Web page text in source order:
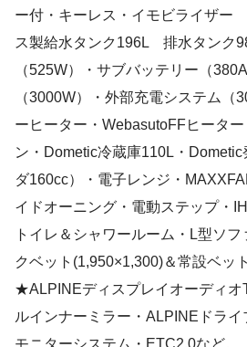
ー付・キーレス・イモビライザ
ス製給水タンク196L 排水タンク
（525W）・サブバッテリー（
（3000W）・外部充電システム（
ーヒーター・WebasutoFFヒータ
ン・Dometic冷蔵庫110L・
ダ160cc）・電子レンジ・
イドオーニング・電動ステップ・
トイレ＆シャワールーム・L型ソ
クベット(1,950×1,300)＆常設ベッ
★ALPINEディスプレイオーディオ
ルインナーミラー・ALPINEドラ
モニターシステム・ETC2.0な